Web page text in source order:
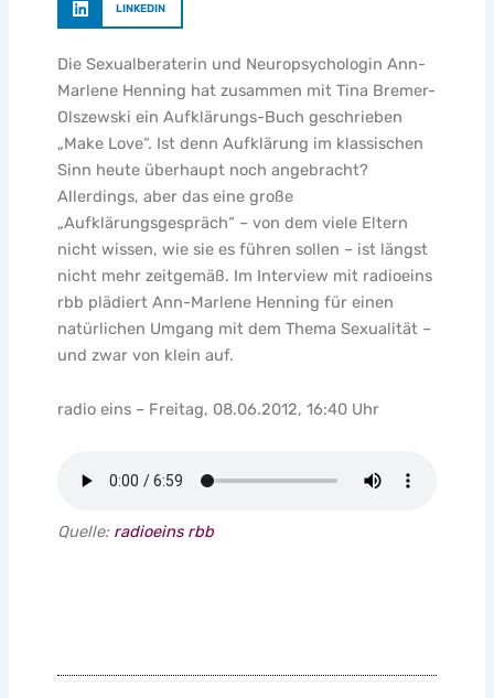
LINKEDIN
Die Sexualberaterin und Neuropsychologin Ann-
Marlene Henning hat zusammen mit Tina Bremer-
Olszewski ein Aufklärungs-Buch geschrieben
„Make Love“. Ist denn Aufklärung im klassischen
Sinn heute überhaupt noch angebracht?
Allerdings, aber das eine große
„Aufklärungsgespräch“ – von dem viele Eltern
nicht wissen, wie sie es führen sollen – ist längst
nicht mehr zeitgemäß. Im Interview mit radioeins
rbb plädiert Ann-Marlene Henning für einen
natürlichen Umgang mit dem Thema Sexualität –
und zwar von klein auf.
radio eins – Freitag, 08.06.2012, 16:40 Uhr
Quelle: radioeins rbb